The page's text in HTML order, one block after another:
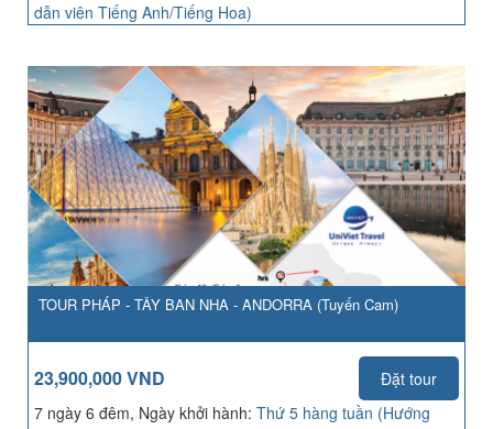
dẫn viên Tiếng Anh/Tiếng Hoa)
TOUR PHÁP - TÂY BAN NHA - ANDORRA (Tuyến Cam)
23,900,000 VND
Đặt tour
7 ngày 6 đêm, Ngày khởi hành: Thứ 5 hàng tuần (Hướng